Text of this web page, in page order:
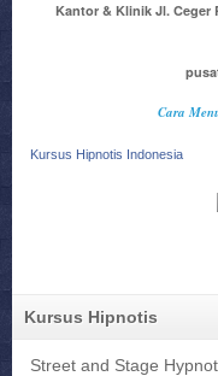
Kantor & Klinik Jl. Ceger
Cara
Kursus Hipnotis Indonesia
Kursus Hipnotis
Street and Stage